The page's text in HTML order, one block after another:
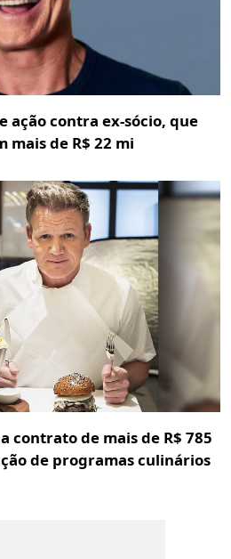
ação contra ex-sócio, que
mais de R$ 22 mi
contrato de mais de R$ 785
de programas culinários